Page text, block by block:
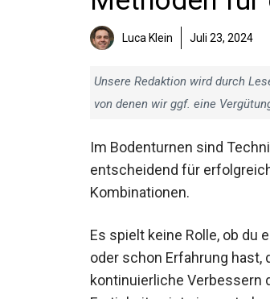
Luca Klein Juli 23, 2024
Unsere Redaktion wird durch
von denen wir ggf. eine
Im Bodenturnen sind
entscheidend für
Kombinationen.
Es spielt keine Rolle, ob du
oder schon Erfahrung hast,
kontinuierliche Verbessern